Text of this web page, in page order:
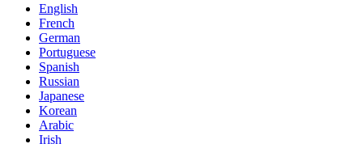
English
French
German
Portuguese
Spanish
Russian
Japanese
Korean
Arabic
Irish